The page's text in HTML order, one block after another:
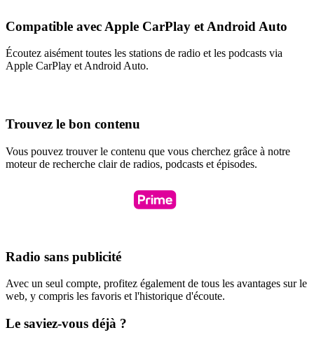
Compatible avec Apple CarPlay et Android Auto
Écoutez aisément toutes les stations de radio et les podcasts via
Apple CarPlay et Android Auto.
Trouvez le bon contenu
Vous pouvez trouver le contenu que vous cherchez grâce à notre
moteur de recherche clair de radios, podcasts et épisodes.
Radio sans publicité
Avec un seul compte, profitez également de tous les avantages sur le
web, y compris les favoris et l'historique d'écoute.
Le saviez-vous déjà ?